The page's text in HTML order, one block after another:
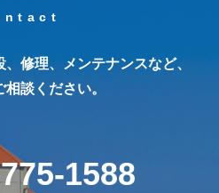
修理、メンテナンスなど、
談ください。
1588